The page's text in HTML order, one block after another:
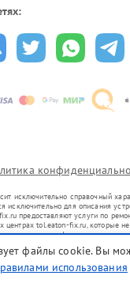
исключительно справочный
исключительно для описания
предоставляют услуги по
центрах tol.eaton-fix.ru, которые
знаков или их официальными
уже введенных в
не преследует цели
а служит для информирования о
файлы cookie. Вы
использования